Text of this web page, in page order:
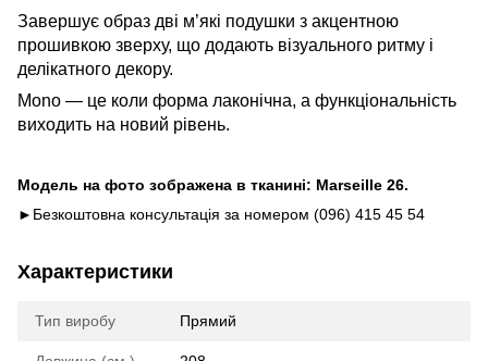
Завершує образ дві м’які подушки з акцентною
прошивкою зверху, що додають візуального ритму і
делікатного декору.
Mono — це коли форма лаконічна, а функціональність
виходить на новий рівень.
Модель на фото зображена в тканині: Marseille 26.
►Безкоштовна консультація за номером (096) 415 45 54
Характеристики
Тип виробу Прямий